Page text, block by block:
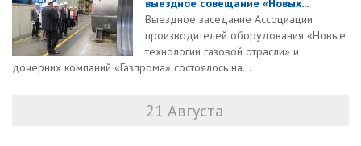
выездное совещание «Новых...
Выездное заседание Ассоциации
производителей оборудования «Новые
технологии газовой отрасли» и
дочерних компаний «Газпрома» состоялось на...
21 Августа